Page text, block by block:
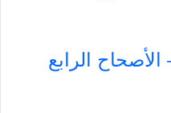
الرابع